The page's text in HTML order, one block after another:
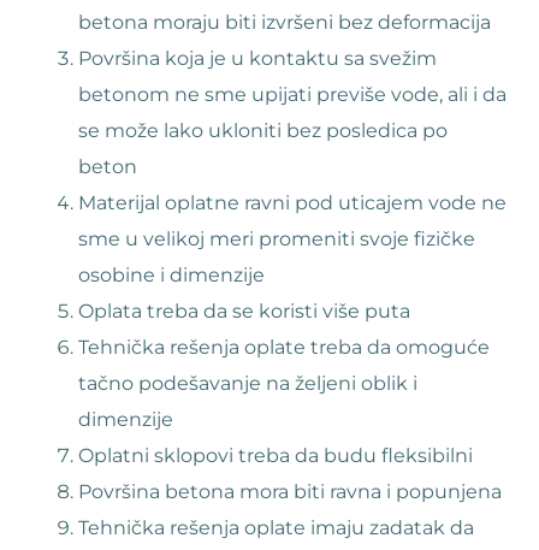
betona moraju biti izvršeni bez deformacija
Površina koja je u kontaktu sa svežim
betonom ne sme upijati previše vode, ali i da
se može lako ukloniti bez posledica po
beton
Materijal oplatne ravni pod uticajem vode ne
sme u velikoj meri promeniti svoje fizičke
osobine i dimenzije
Oplata treba da se koristi više puta
Tehnička rešenja oplate treba da omoguće
tačno podešavanje na željeni oblik i
dimenzije
Oplatni sklopovi treba da budu fleksibilni
Površina betona mora biti ravna i popunjena
Tehnička rešenja oplate imaju zadatak da